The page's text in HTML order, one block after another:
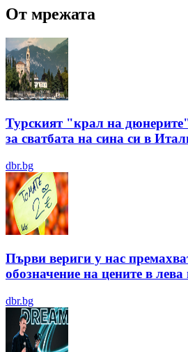
От мрежата
Турският "крал на
за сватбата на сина си в
dbr.bg
Първи вериги у нас
обозначение на цените в лева
dbr.bg